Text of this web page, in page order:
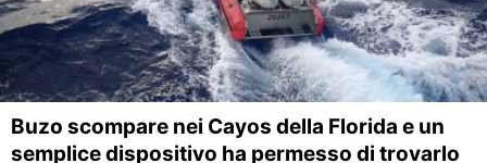
Buzo scompare nei Cayos della Florida e un
semplice dispositivo ha permesso di trovarlo